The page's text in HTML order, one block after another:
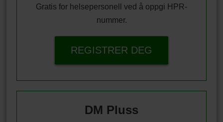
Gratis for helsepersonell ved å oppgi HPR-
nummer.
REGISTRER DEG
DM Pluss